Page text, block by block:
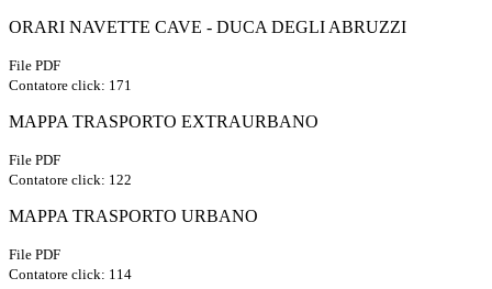
ORARI NAVETTE CAVE - DUCA DEGLI ABRUZZI
File PDF
Contatore click: 171
MAPPA TRASPORTO EXTRAURBANO
File PDF
Contatore click: 122
MAPPA TRASPORTO URBANO
File PDF
Contatore click: 114